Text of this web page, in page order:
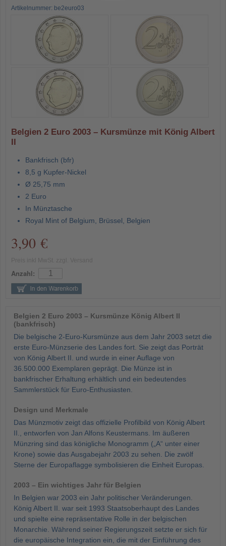
Artikelnummer: be2euro03
Belgien 2 Euro 2003 – Kursmünze mit König Albert
II
Bankfrisch (bfr)
8,5 g Kupfer-Nickel
Ø 25,75 mm
2 Euro
In Münztasche
Royal Mint of Belgium, Brüssel, Belgien
3,90 €
Anzahl:
Belgien 2 Euro 2003 – Kursmünze König Albert II
(bankfrisch)
Die belgische 2-Euro-Kursmünze aus dem Jahr 2003 setzt die
erste Euro-Münzserie des Landes fort. Sie zeigt das Porträt
von König Albert II. und wurde in einer Auflage von
36.500.000 Exemplaren geprägt. Die Münze ist in
bankfrischer Erhaltung erhältlich und ein bedeutendes
Sammlerstück für Euro-Enthusiasten.
Design und Merkmale
Das Münzmotiv zeigt das offizielle Profilbild von König Albert
II., entworfen von Jan Alfons Keustermans. Im äußeren
Münzring sind das königliche Monogramm („A“ unter einer
Krone) sowie das Ausgabejahr 2003 zu sehen. Die zwölf
Sterne der Europaflagge symbolisieren die Einheit Europas.
2003 – Ein wichtiges Jahr für Belgien
In Belgien war 2003 ein Jahr politischer Veränderungen.
König Albert II. war seit 1993 Staatsoberhaupt des Landes
und spielte eine repräsentative Rolle in der belgischen
Monarchie. Während seiner Regierungszeit setzte er sich für
die europäische Integration ein, die mit der Einführung des